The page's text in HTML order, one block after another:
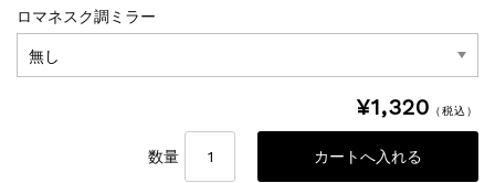
ロマネスク調ミラー
¥1,320 （税込）
数量